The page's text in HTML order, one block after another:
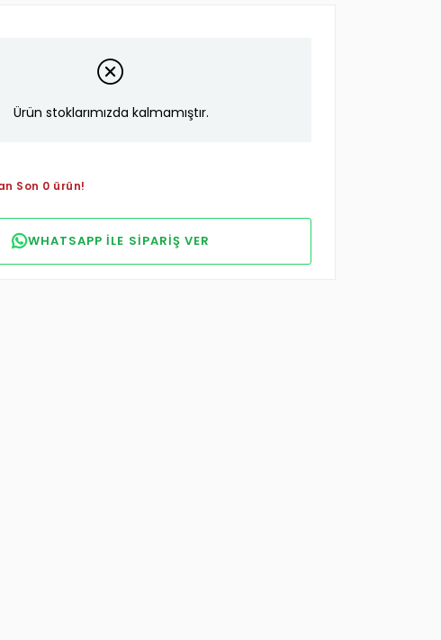
Ürün stoklarımızda kalmamıştır.
Son 0 ürün!
WHATSAPP ILE SIPARIŞ VER